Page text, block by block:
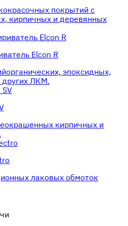
покрытий с
кирпичных и деревянных
Elcon R
эпоксидных,
других ЛКМ.
кирпичных и
лаковых обмоток